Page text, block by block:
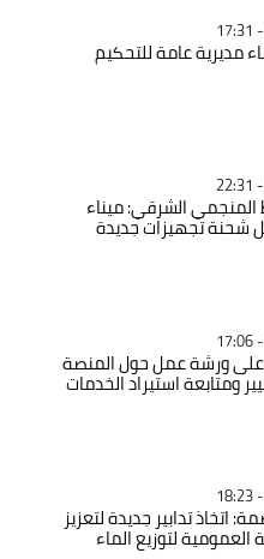
مديرية عامة للتحكيم
الشرقي: ميناء
شحنة تجهيزات جديدة
ورشة عمل حول المنصة
ومتابعة استيراد الخدمات
اتخاذ تدابير جديدة لتعزيز
لتوزيع الماء